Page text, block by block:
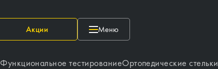
Акции Меню
Функциональное тестированиеОртопедические стельки